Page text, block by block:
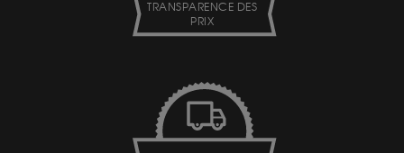
TRANSPARENCE DES
PRIX